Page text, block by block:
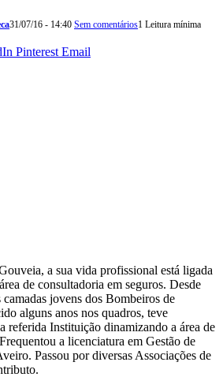
31/07/16 - 14:40 Sem comentários1 Leitura mínima
Pinterest Email
a sua vida profissional está ligada
de consultadoria em seguros. Desde
jovens dos Bombeiros de
alguns anos nos quadros, teve
referida Instituição dinamizando a área de
a licenciatura em Gestão de
Passou por diversas Associações de